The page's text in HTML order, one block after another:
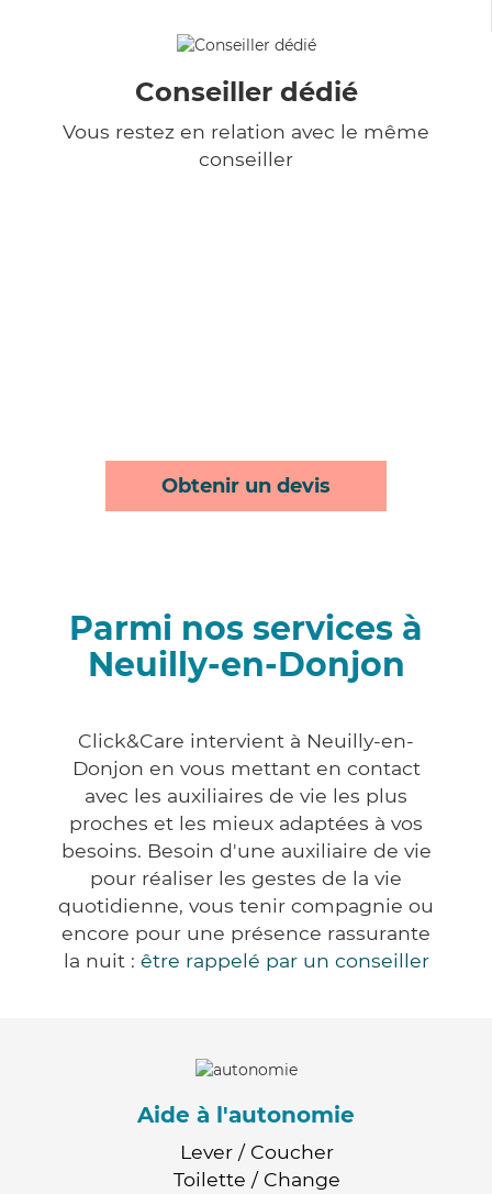
Conseiller dédié
Vous restez en relation avec le même
conseiller
Obtenir un devis
Parmi nos services à
Neuilly-en-Donjon
Click&Care intervient à Neuilly-en-
Donjon en vous mettant en contact
avec les auxiliaires de vie les plus
proches et les mieux adaptées à vos
besoins. Besoin d'une auxiliaire de vie
pour réaliser les gestes de la vie
quotidienne, vous tenir compagnie ou
encore pour une présence rassurante
la nuit : être rappelé par un conseiller
Aide à l'autonomie
Lever / Coucher
Toilette / Change